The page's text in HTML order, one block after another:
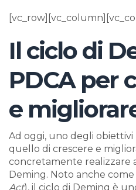
Il ciclo di
PDCA per
e
Ad oggi, uno degli obiettivi
quello di crescere e
concretamente realizzare
Deming. Noto anche come
Act), il ciclo di Deming è